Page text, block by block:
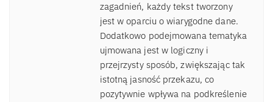
zagadnień, każdy tekst tworzony
jest w oparciu o wiarygodne dane.
Dodatkowo podejmowana tematyka
ujmowana jest w logiczny i
przejrzysty sposób, zwiększając tak
istotną jasność przekazu, co
pozytywnie wpływa na podkreślenie